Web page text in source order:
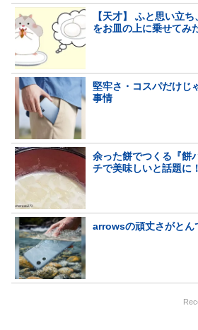
【天才】 ふと思い立
をお皿の上に乗せてみ
堅牢さ・コスパだけじ
事情
余った餅でつくる『餅
チで美味しいと話題に！
arrowsの頑丈さがとん